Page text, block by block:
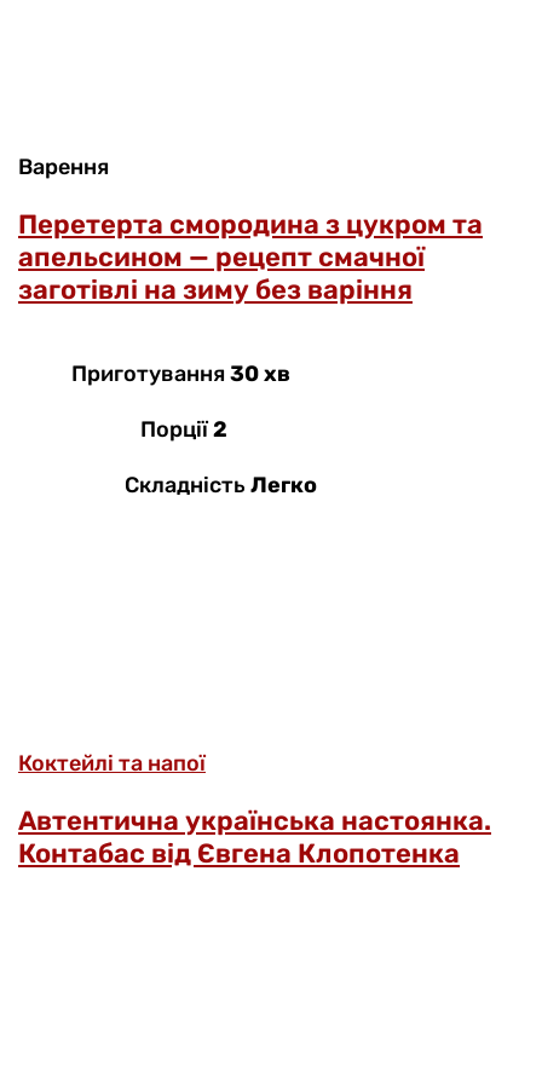
Варення
Перетерта смородина з цукром та
апельсином — рецепт смачної
заготівлі на зиму без варіння
Приготування30 хв
Порції2
Складність Легко
Коктейлі та напої
Автентична українська настоянка.
Контабас від Євгена Клопотенка